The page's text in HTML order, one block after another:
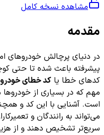
مشاهده نسخه کامل
مقدمه
در دنیای پرچالش خودروهای
پیشرفته باعث شده تا حتی
کدهای خطا یا کد خطای خودرو
مهم که در بسیاری از
است. آشنایی با این کد و
می‌تواند به رانندگان و
سریع‌تر تشخیص دهند و از